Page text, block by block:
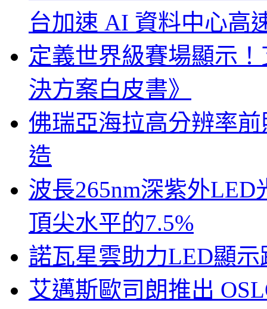
台加速 AI 資料中心高
定義世界級賽場顯示
決方案白皮書》
佛瑞亞海拉高分辨率
造
波長265nm深紫外
頂尖水平的7.5%
諾瓦星雲助力LED顯
艾邁斯歐司朗推出